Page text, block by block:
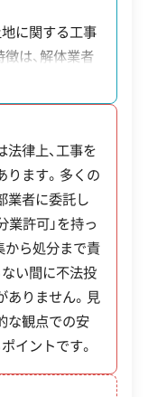
期間が非常に
があるため、
す。
あると市に認
な空き家が対
現場清掃
ランティア
回収
不要品買取
滅失登記
絡
土対応
日祝対応
明が表示されます。
に関する工事
は、解体業者
可」を取得し
で発生した廃棄
ません。その
用の内訳が分
に処理される
ます。解体後
るため、土地
す。
律上、工事を
ります。多くの
業者に委託し
業許可」を持っ
から処分まで責
い間に不法投
ありません。見
な観点での安
イントです。